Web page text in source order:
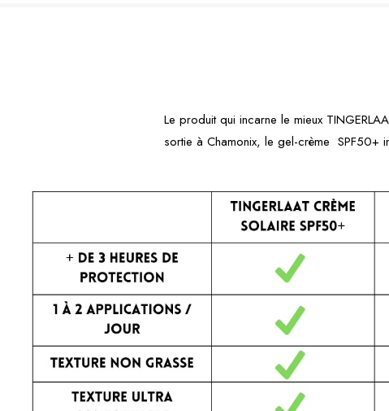
Le produit qui incarne le mieux
sortie à Chamonix, le gel-crème SPF50+